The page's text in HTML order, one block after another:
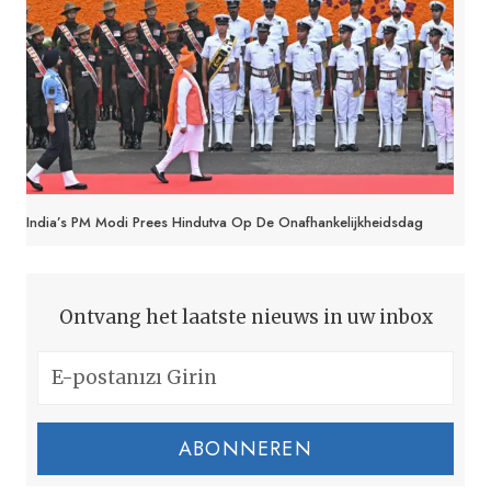
India’s PM Modi Prees Hindutva Op De Onafhankelijkheidsdag
Ontvang het laatste nieuws in uw inbox
ABONNEREN